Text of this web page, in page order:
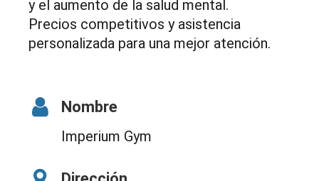
y el aumento de la salud mental.
Precios competitivos y asistencia
personalizada para una mejor atención.
Nombre
Imperium Gym